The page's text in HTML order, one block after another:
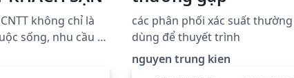
không chỉ là
sống, nhu cầu cá
thước đo về sự
chức, quốc gia
các phân phối xác suất
dùng để thuyết trình
nguyen trung kien